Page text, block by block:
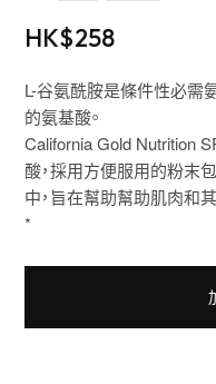
HK$258
L-谷氨酰胺是條件性必需
的氨基酸。
California Gold Nutrition
酸，採用方便服用的粉末
中，旨在幫助幫助肌肉和
*